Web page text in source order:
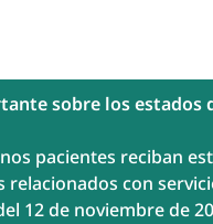
sobre los estados
pacientes reciban
relacionados con
12 de noviembre de